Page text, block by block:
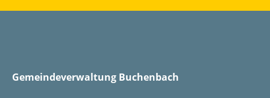
Gemeindeverwaltung Buchenbach